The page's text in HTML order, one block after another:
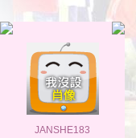
JANSHE183